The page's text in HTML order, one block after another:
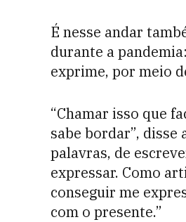
É nesse andar
durante a
exprime, por meio
“Chamar isso que
sabe bordar”, disse
palavras, de
expressar. Como
conseguir me
com o presente.”